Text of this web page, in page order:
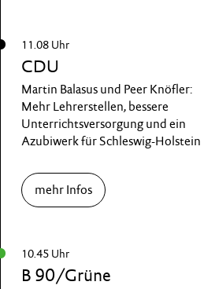
11.08 Uhr
CDU
Martin Balasus und Peer Knöfler:
Mehr Lehrerstellen, bessere
Unterrichtsversorgung und ein
Azubiwerk für Schleswig-Holstein
mehr Infos
10.45 Uhr
B 90/Grüne